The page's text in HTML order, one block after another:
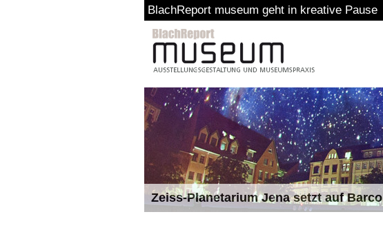
BlachReport museum geht in kreative Pause
Zeiss-Planetarium Jena setzt auf Barco